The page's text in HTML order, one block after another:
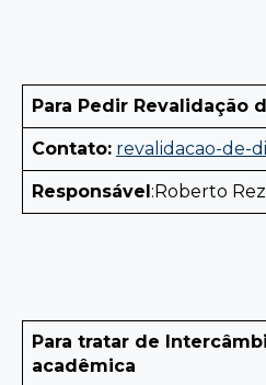
Para Pedir Revalidação
Contato: revalidacao-de-
Responsável:Roberto
Para tratar de
acadêmica